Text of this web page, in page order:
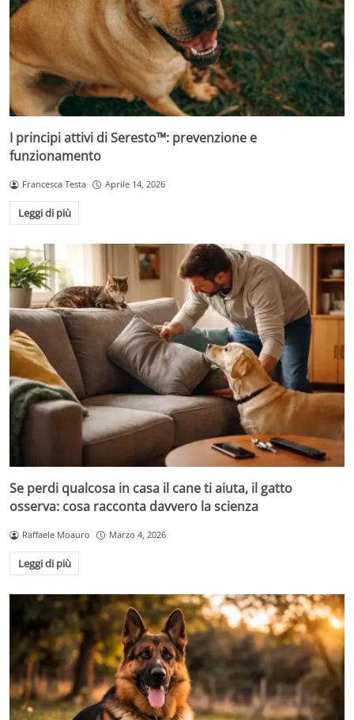
I principi attivi di Seresto™: prevenzione e
funzionamento
Francesca Testa Aprile 14, 2026
Leggi di più
Se perdi qualcosa in casa il cane ti aiuta, il gatto
osserva: cosa racconta davvero la scienza
Raffaele Moauro Marzo 4, 2026
Leggi di più